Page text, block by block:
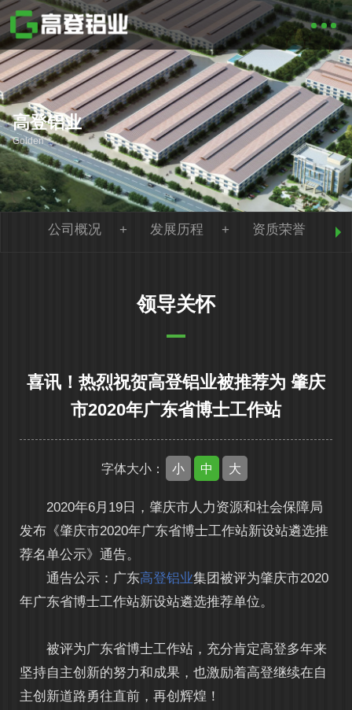
高登铝业
Golden
公司概况 发展历程 资质荣誉
领导关怀
喜讯！热烈祝贺高登铝业被推荐为 肇庆
市2020年广东省博士工作站
字体大小： 小 中 大
2020年6月19日，肇庆市人力资源和社会保障局
发布《肇庆市2020年广东省博士工作站新设站遴选推
荐名单公示》通告。
通告公示：广东高登铝业集团被评为肇庆市2020
年广东省博士工作站新设站遴选推荐单位。
被评为广东省博士工作站，充分肯定高登多年来
坚持自主创新的努力和成果，也激励着高登继续在自
主创新道路勇往直前，再创辉煌！